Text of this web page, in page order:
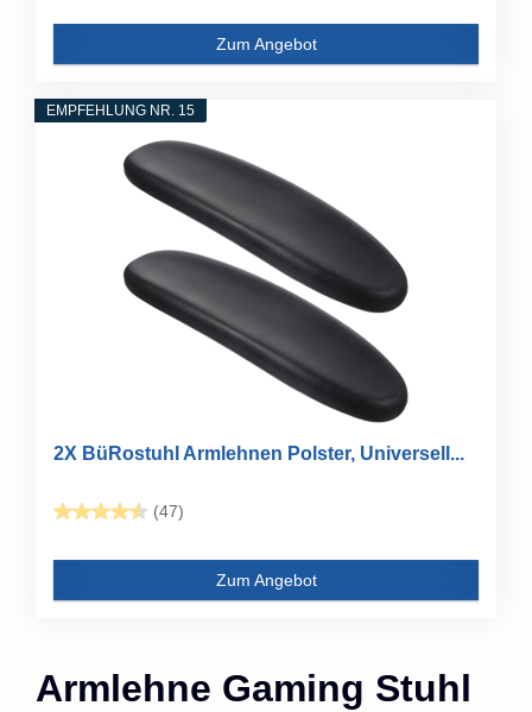
Zum Angebot
EMPFEHLUNG NR. 15
2X BüRostuhl Armlehnen Polster, Universell...
(47)
Zum Angebot
Armlehne Gaming Stuhl